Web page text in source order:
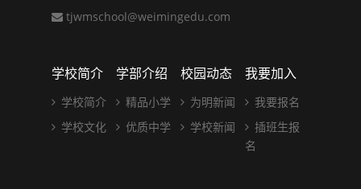
tjwmschool@weimingedu.com
学校简介
学校简介
学校文化
学部介绍
精品小学
优质中学
校园动态
为明新闻
学校新闻
我要加入
我要报名
插班生报
名